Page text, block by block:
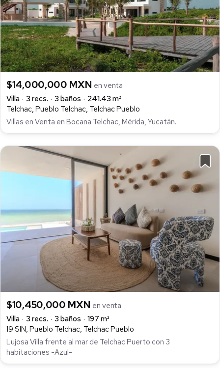
$14,000,000 MXN en venta
Villa
3 recs. 3 baños
241.43 m²
Telchac, Pueblo Telchac, Telchac Pueblo
Villas en Venta en Bocana Telchac, Mérida, Yucatán.
$10,450,000 MXN en venta
Villa
3 recs. 3 baños
197 m²
19 SIN, Pueblo Telchac, Telchac Pueblo
Lujosa Villa frente al mar de Telchac Puerto con 3
habitaciones -Azul-